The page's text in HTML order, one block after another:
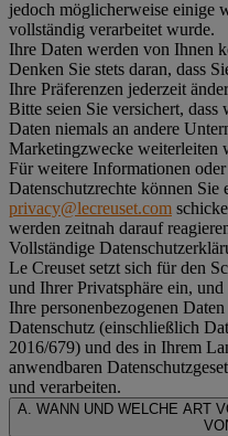
jedoch möglicherweise einige
vollständig verarbeitet wurde.
Ihre Daten werden von Ihnen
Denken Sie stets daran, dass
Ihre Präferenzen jederzeit
Bitte seien Sie versichert,
Daten niemals an andere
Marketingzwecke weiterleiten
Für weitere Informationen
Datenschutzrechte können Sie
privacy@lecreuset.com
werden zeitnah darauf
Vollständige
Le Creuset setzt sich für den
und Ihrer Privatsphäre ein,
Ihre personenbezogenen
Datenschutz (einschließlich
2016/679) und des in Ihrem
anwendbaren
und verarbeiten.
A. WANN UND WELCHE ART